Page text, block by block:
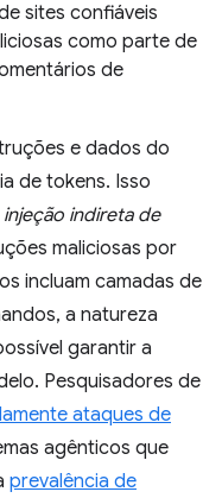
sites confiáveis
como parte de
de
e dados do
de tokens. Isso
injeção indireta de
maliciosas por
incluam camadas de
a natureza
garantir a
Pesquisadores de
ataques de
agênticos que
prevalência de